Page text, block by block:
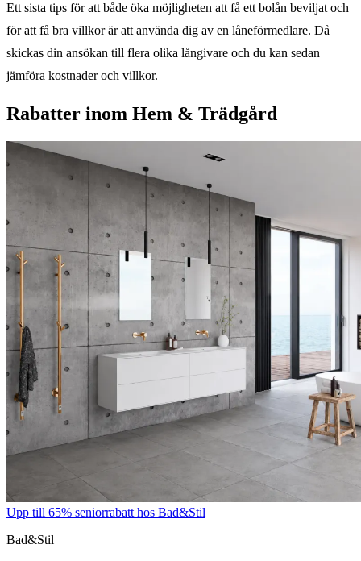
Ett sista tips för att både öka möjligheten att få ett bolån beviljat och
för att få bra villkor är att använda dig av en låneförmedlare. Då
skickas din ansökan till flera olika långivare och du kan sedan
jämföra kostnader och villkor.
Rabatter inom Hem & Trädgård
Upp till 65% seniorrabatt hos Bad&Stil
Bad&Stil